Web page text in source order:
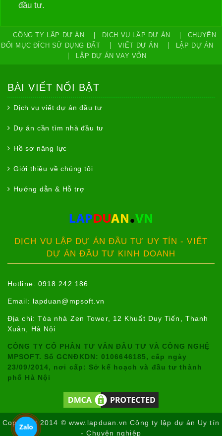
đầu tư.
CÔNG TY LẬP DỰ ÁN DỊCH VỤ LẬP DỰ ÁN
CHUYỂN
ĐỔI MỤC ĐÍCH SỬ DỤNG ĐẤT
VIẾT DỰ ÁN
LẬP DỰ ÁN
LẬP DỰ ÁN VAY VỐN
BÀI VIẾT NỔI BẬT
Dịch vụ viết dự án đầu tư
Dự án cần tìm nhà đầu tư
Hồ sơ năng lực
Giới thiệu về chúng tôi
Hướng dẫn & Hỗ trợ
DỊCH VỤ LẬP DỰ ÁN ĐẦU TƯ UY TÍN - VIẾT
DỰ ÁN ĐẦU TƯ KINH DOANH
Hotline: 0918 242 186
Email: lapduan@mpsoft.vn
Địa chỉ: Tòa nhà Zen Tower, 12 Khuất Duy Tiến, Thanh
Xuân, Hà Nội
CÔNG TY CỔ PHẦN TƯ VẤN ĐẦU TƯ VÀ CÔNG NGHỆ
MPSOFT. Số GCNĐKDN: 0106646185, cấp ngày
23/09/2014, nơi cấp: Sở kế hoạch và đầu tư thành
phố Hà Nội
Copyright 2014 © www.lapduan.vn Công ty lập dự án Uy tín
- Chuyên nghiệp